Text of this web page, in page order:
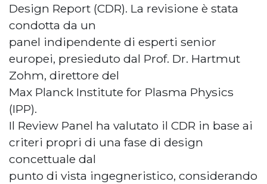
Design Report (CDR). La revisione è stata
condotta da un
panel indipendente di esperti senior
europei, presieduto dal Prof. Dr. Hartmut
Zohm, direttore del
Max Planck Institute for Plasma Physics
(IPP).
Il Review Panel ha valutato il CDR in base ai
criteri propri di una fase di design
concettuale dal
punto di vista ingegneristico, considerando